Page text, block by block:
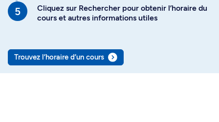
Cliquez sur Rechercher pour obtenir l’horaire du
cours et autres informations utiles
Trouvez l’horaire d’un cours